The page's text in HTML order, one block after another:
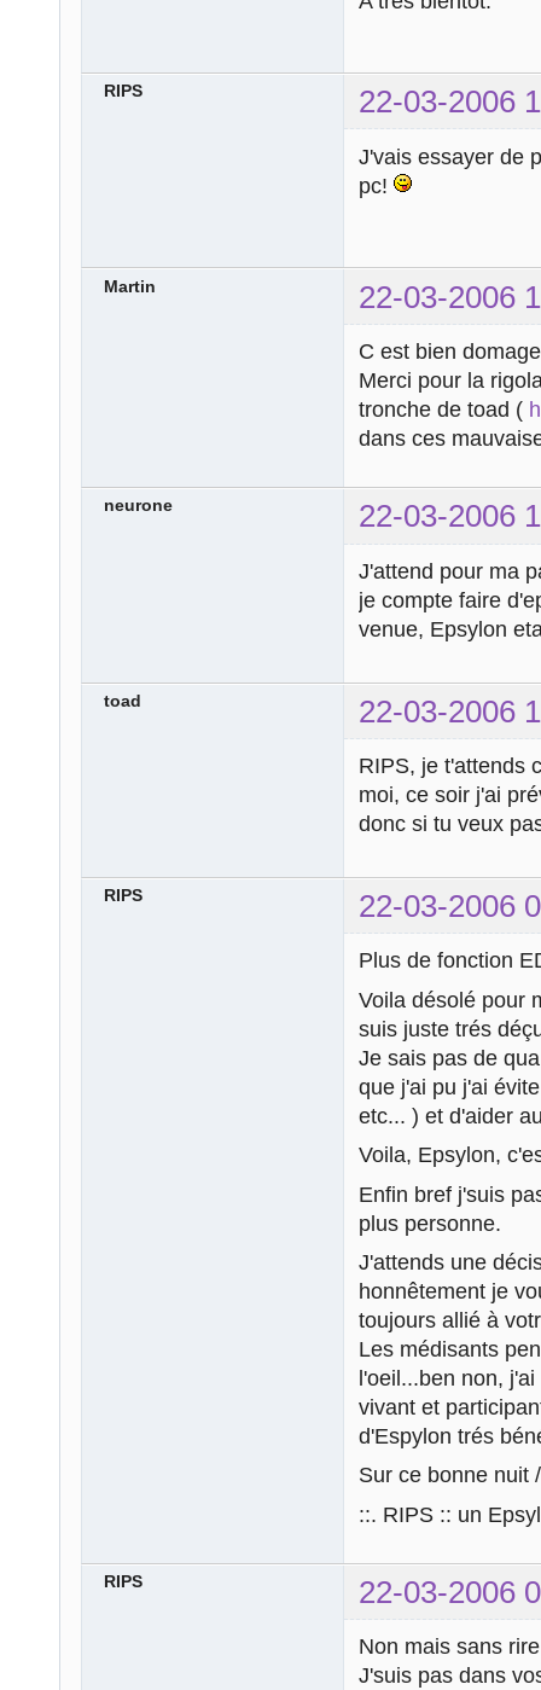
RIPS 22-03-2006
J'vais essayer de
pc!
Martin 22-03-2006
C est bien
Merci pour la
tronche de toad (
dans ces
neurone 22-03-2006
J'attend pour ma
je compte faire
venue, Epsylon
toad 22-03-2006
RIPS, je t'attends
moi, ce soir j'ai
donc si tu veux
RIPS 22-03-2006
Plus de fonction
Voila désolé pour
suis juste trés
Je sais pas de
que j'ai pu j'ai
etc... ) et d'aider
Voila, Epsylon,
Enfin bref j'suis
plus personne.
J'attends une
honnêtement je
toujours allié à
Les médisants
l'oeil...ben non,
vivant et
d'Espylon trés
Sur ce bonne nuit
::. RIPS :: un
RIPS 22-03-2006
Non mais sans
J'suis pas dans